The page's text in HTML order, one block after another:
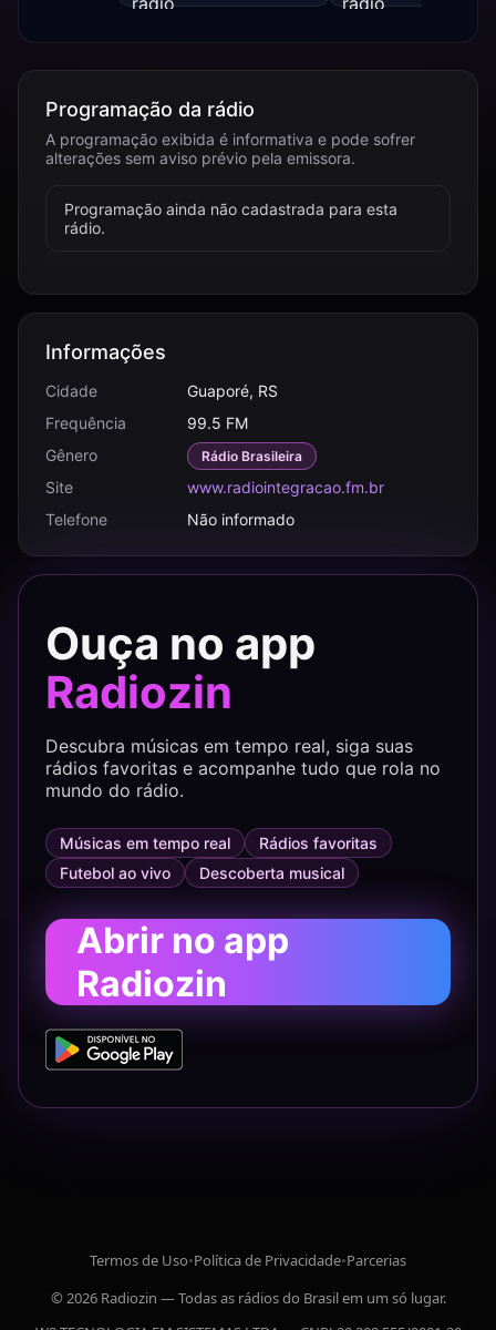
Programação da rádio
A programação exibida é informativa e pode sofrer
alterações sem aviso prévio pela emissora.
Programação ainda não cadastrada para esta
rádio.
Informações
Cidade
Guaporé, RS
Frequência
99.5 FM
Gênero
Rádio Brasileira
Site
www.radiointegracao.fm.br
Telefone
Não informado
Ouça no app
Radiozin
Descubra músicas em tempo real, siga suas
rádios favoritas e acompanhe tudo que rola no
mundo do rádio.
Músicas em tempo real
Rádios favoritas
Futebol ao vivo
Descoberta musical
Abrir no app
Radiozin
Termos de Uso•Política de Privacidade•Parcerias
© 2026 Radiozin — Todas as rádios do Brasil em um só lugar.